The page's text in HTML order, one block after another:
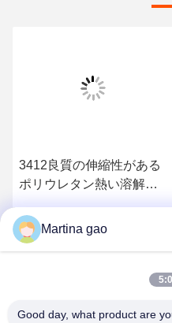
3412良質の伸縮性がある
ポリウレタン熱い溶解の
最もよい価格を得なさ
Martina gao
Good day, what product are